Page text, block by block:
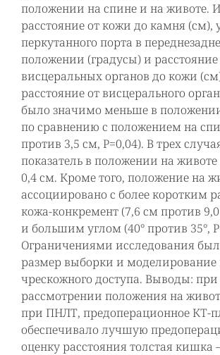
положении на спине и на животе.
расстояние от кожи до камня (см),
перкутанного порта в
положении (градусы) и расстояние
висцеральных органов до кожи
расстояние от висцерального
было значимо меньше в
по сравнению с положением на
против 3,5 см, P=0,04). В трех
показатель в положении на
0,4 см. Кроме того, положение на
ассоциировано с более коротким
кожа-конкремент (7,6 см против
и большим углом (40° против 35°,
Ограничениями исследования
размер выборки и моделирование
чрескожного доступа. Выводы: при
рассмотрении положения на
при ПНЛТ, предоперационное КТ-
обеспечивало лучшую
оценку расстояния толстая кишка